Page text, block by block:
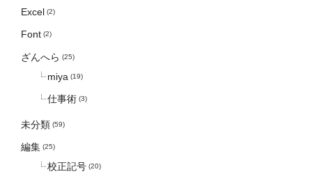
Excel (2)
Font (2)
ざんへら (25)
miya (19)
仕事術 (3)
未分類 (59)
編集 (25)
校正記号 (20)